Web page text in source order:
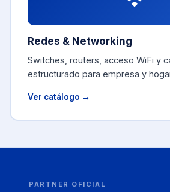
Redes & Networking
Switches, routers, acceso WiFi y
estructurado para empresa y
Ver catálogo →
PARTNER OFICIAL